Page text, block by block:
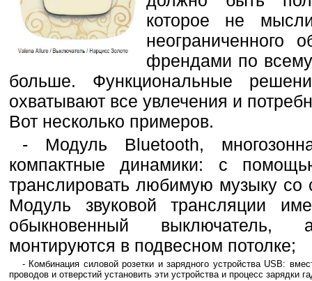
которое не
неограниченного
френдами по всему
больше. Функциональные
охватывают все увлечения и
Вот несколько примеров.
- Модуль Bluetooth,
компактные динамики: с
транслировать любимую музыку со
Модуль звуковой трансляции
обыкновенный
монтируются в подвесном потолке;
- Комбинация силовой розетки и зарядного устройства USB:
проводов и отверстий установить эти устройства и процесс зарядки